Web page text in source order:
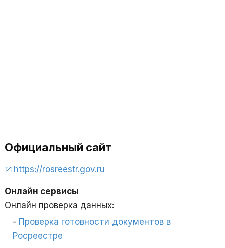
Официальный сайт
https://rosreestr.gov.ru
Онлайн сервисы
Онлайн проверка данных:
Проверка готовности документов в
Росреестре